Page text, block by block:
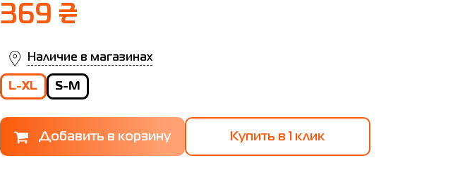
369 ₴
Наличие в магазинах
L-XL S-M
Купить в 1 клик